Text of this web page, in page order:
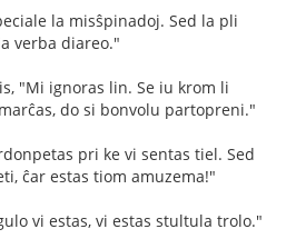
la misŝpinadoj. Sed la pli
verba diareo."
"Mi ignoras lin. Se iu krom li
do si bonvolu partopreni."
pri ke vi sentas tiel. Sed
ĉar estas tiom amuzema!"
vi estas, vi estas stultula trolo."